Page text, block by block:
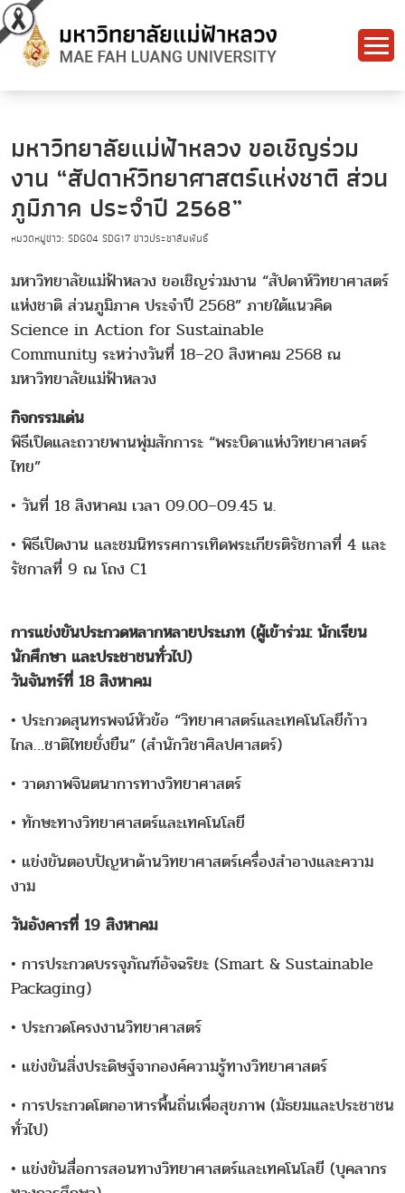
มหาวิทยาลัยแม่ฟ้าหลวง ขอเชิญร่วม
งาน “สัปดาห์วิทยาศาสตร์แห่งชาติ ส่วน
ภูมิภาค ประจำปี 2568”
หมวดหมู่ข่าว: SDG04 SDG17 ข่าวประชาสัมพันธ์
มหาวิทยาลัยแม่ฟ้าหลวง ขอเชิญร่วมงาน “สัปดาห์วิทยาศาสตร์
แห่งชาติ ส่วนภูมิภาค ประจำปี 2568” ภายใต้แนวคิด
Science in Action for Sustainable
Community ระหว่างวันที่ 18–20 สิงหาคม 2568 ณ
มหาวิทยาลัยแม่ฟ้าหลวง
กิจกรรมเด่น
พิธีเปิดและถวายพานพุ่มสักการะ “พระบิดาแห่งวิทยาศาสตร์
ไทย”
• วันที่ 18 สิงหาคม เวลา 09.00–09.45 น.
• พิธีเปิดงาน และชมนิทรรศการเทิดพระเกียรติรัชกาลที่ 4 และ
รัชกาลที่ 9 ณ โถง C1
การแข่งขันประกวดหลากหลายประเภท (ผู้เข้าร่วม: นักเรียน
นักศึกษา และประชาชนทั่วไป)
วันจันทร์ที่ 18 สิงหาคม
• ประกวดสุนทรพจน์หัวข้อ “วิทยาศาสตร์และเทคโนโลยีก้าว
ไกล…ชาติไทยยั่งยืน” (สำนักวิชาศิลปศาสตร์)
• วาดภาพจินตนาการทางวิทยาศาสตร์
• ทักษะทางวิทยาศาสตร์และเทคโนโลยี
• แข่งขันตอบปัญหาด้านวิทยาศาสตร์เครื่องสำอางและความ
งาม
วันอังคารที่ 19 สิงหาคม
• การประกวดบรรจุภัณฑ์อัจฉริยะ (Smart & Sustainable
Packaging)
• ประกวดโครงงานวิทยาศาสตร์
• แข่งขันสิ่งประดิษฐ์จากองค์ความรู้ทางวิทยาศาสตร์
• การประกวดโตกอาหารพื้นถิ่นเพื่อสุขภาพ (มัธยมและประชาชน
ทั่วไป)
• แข่งขันสื่อการสอนทางวิทยาศาสตร์และเทคโนโลยี (บุคลากร